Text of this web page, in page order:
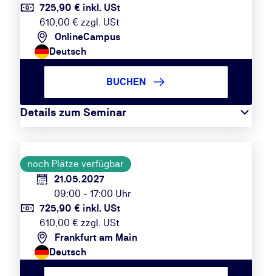
725,90 € inkl. USt
610,00 € zzgl. USt
OnlineCampus
Deutsch
Details zum Seminar
BUCHEN
noch Plätze verfügbar
21.05.2027
09:00 - 17:00 Uhr
725,90 € inkl. USt
610,00 € zzgl. USt
Frankfurt am Main
Deutsch